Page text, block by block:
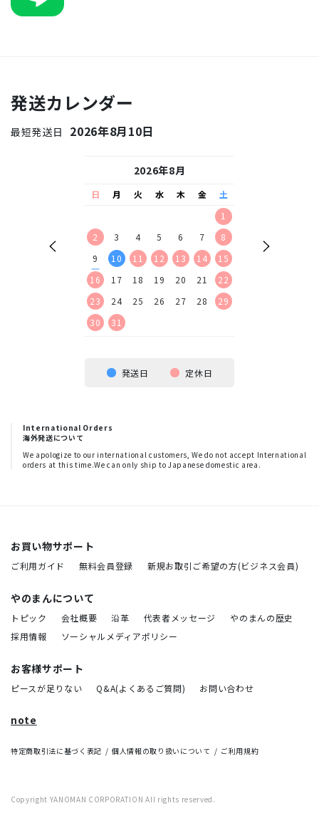
発送カレンダー
2026年8月
日 月 火 水 木 金
土
1
2
3 4 5 6 7
8
9
10 11 12 13 14
15
16
17 18 19 20 21
22
23
24 25 26 27 28
29
30
31
最短発送日 2026年8月10日
発送日 定休日
International Orders
海外発送について
We apologize to our international customers, We do not accept International
orders at this time.We can only ship to Japanese domestic area.
お買い物サポート
ご利用ガイド 無料会員登録 新規お取引ご希望の方(ビジネス会員)
やのまんについて
トピック 会社概要 沿革 代表者メッセージ
やのまんの歴史
採用情報
ソーシャルメディアポリシー
お客様サポート
ピースが足りない Q&A(よくあるご質問) お問い合わせ
note
特定商取引法に基づく表記 個人情報の取り扱いについて ご利用規約
Copyright YANOMAN CORPORATION All rights reserved.